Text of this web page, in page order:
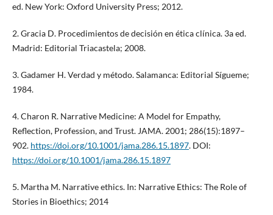
ed. New York: Oxford University Press; 2012.
2. Gracia D. Procedimientos de decisión en ética clínica. 3a ed.
Madrid: Editorial Triacastela; 2008.
3. Gadamer H. Verdad y método. Salamanca: Editorial Sígueme;
1984.
4. Charon R. Narrative Medicine: A Model for Empathy,
Reflection, Profession, and Trust. JAMA. 2001; 286(15):1897–
902. https://doi.org/10.1001/jama.286.15.1897. DOI:
https://doi.org/10.1001/jama.286.15.1897
5. Martha M. Narrative ethics. In: Narrative Ethics: The Role of
Stories in Bioethics; 2014